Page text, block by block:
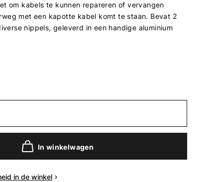
om kabels te kunnen repareren of vervangen
met een kapotte kabel komt te staan. Bevat 2
nippels, geleverd in een handige aluminium
In winkelwagen
in de winkel